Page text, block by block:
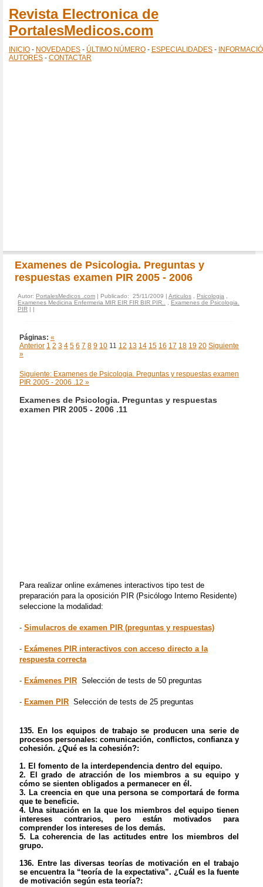
Revista Electronica de
PortalesMedicos.com
INICIO - NOVEDADES - ÚLTIMO NÚMERO - ESPECIALIDADES -
AUTORES - CONTACTAR
Examenes de Psicologia. Preguntas y
respuestas examen PIR 2005 - 2006
Autor: PortalesMedicos .com | Publicado: 25/11/2009 | Articulos Psicologia
Examenes Medicina Enfermeria MIR EIR FIR BIR PIR..
Examenes de Psicologia.
PIR | |
Páginas: «
Anterior 1 2 3 4 5 6 7 8 9 10 11 12 13 14 15 16 17 18 19 20 Siguiente
»
Siguiente: Examenes de Psicologia. Preguntas y respuestas examen
PIR 2005 - 2006 .12 »
Examenes de Psicologia. Preguntas y respuestas
examen PIR 2005 - 2006 .11
Para realizar online exámenes interactivos tipo test de
preparación para la oposición PIR (Psicólogo Interno Residente)
seleccione la modalidad:
- Simulacros de examen PIR (preguntas y respuestas)
- Exámenes PIR interactivos con acceso directo a la
respuesta correcta
- Exámenes PIR Selección de tests de 50 preguntas
- Examen PIR Selección de tests de 25 preguntas
135. En los equipos de trabajo se producen una serie de
procesos personales: comunicación, conflictos, confianza y
cohesión. ¿Qué es la cohesión?:
1. El fomento de la interdependencia dentro del equipo.
2. El grado de atracción de los miembros a su equipo y
cómo se sienten obligados a permanecer en él.
3. La creencia en que una persona se comportará de forma
que te beneficie.
4. Una situación en la que los miembros del equipo tienen
intereses contrarios, pero están motivados para
comprender los intereses de los demás.
5. La coherencia de las actitudes entre los miembros del
grupo.
136. Entre las diversas teorías de motivación en el trabajo
se encuentra la “teoría de la expectativa”. ¿Cuál es la fuente
de motivación según esta teoría?: